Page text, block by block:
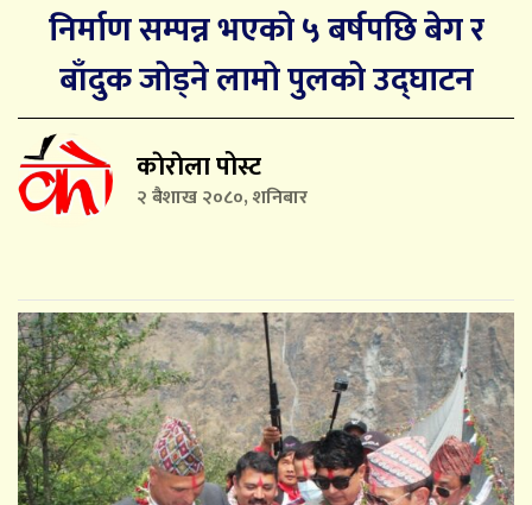
निर्माण सम्पन्न भएको ५ बर्षपछि बेग र
बाँदुक जोड्ने लामो पुलको उद्घाटन
काेराेला पोस्ट
२ बैशाख २०८०, शनिबार